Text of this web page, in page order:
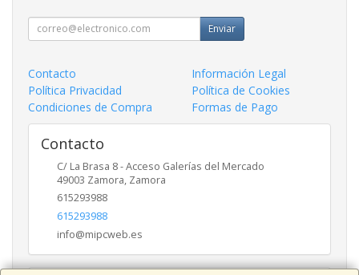
Enviar
Contacto
Información Legal
Política Privacidad
Política de Cookies
Condiciones de Compra
Formas de Pago
Contacto
C/ La Brasa 8 - Acceso Galerías del Mercado
49003 Zamora, Zamora
615293988
615293988
info@mipcweb.es